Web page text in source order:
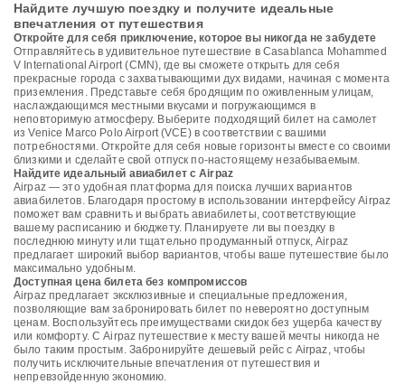
Найдите лучшую поездку и получите идеальные
впечатления от путешествия
Откройте для себя приключение, которое вы никогда не забудете
Отправляйтесь в удивительное путешествие в Casablanca Mohammed
V International Airport (CMN), где вы сможете открыть для себя
прекрасные города с захватывающими дух видами, начиная с момента
приземления. Представьте себя бродящим по оживленным улицам,
наслаждающимся местными вкусами и погружающимся в
неповторимую атмосферу. Выберите подходящий билет на самолет
из Venice Marco Polo Airport (VCE) в соответствии с вашими
потребностями. Откройте для себя новые горизонты вместе со своими
близкими и сделайте свой отпуск по-настоящему незабываемым.
Найдите идеальный авиабилет с Airpaz
Airpaz — это удобная платформа для поиска лучших вариантов
авиабилетов. Благодаря простому в использовании интерфейсу Airpaz
поможет вам сравнить и выбрать авиабилеты, соответствующие
вашему расписанию и бюджету. Планируете ли вы поездку в
последнюю минуту или тщательно продуманный отпуск, Airpaz
предлагает широкий выбор вариантов, чтобы ваше путешествие было
максимально удобным.
Доступная цена билета без компромиссов
Airpaz предлагает эксклюзивные и специальные предложения,
позволяющие вам забронировать билет по невероятно доступным
ценам. Воспользуйтесь преимуществами скидок без ущерба качеству
или комфорту. С Airpaz путешествие к месту вашей мечты никогда не
было таким простым. Забронируйте дешевый рейс с Airpaz, чтобы
получить исключительные впечатления от путешествия и
непревзойденную экономию.